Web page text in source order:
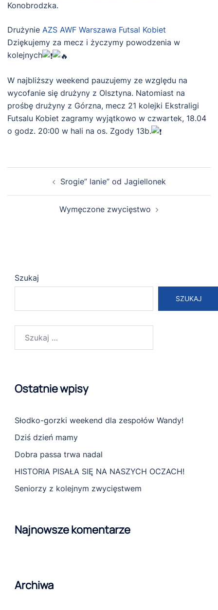
Konobrodzka.
Drużynie AZS AWF Warszawa Futsal Kobiet
Dziękujemy za mecz i życzymy powodzenia w
kolejnych
W najbliższy weekend pauzujemy ze względu na
wycofanie się drużyny z Olsztyna. Natomiast na
prośbę drużyny z Górzna, mecz 21 kolejki Ekstraligi
Futsalu Kobiet zagramy wyjątkowo w czwartek, 18.04
o godz. 20:00 w hali na os. Zgody 13b.
Zobacz
Srogie” lanie” od Jagiellonek
Wymęczone zwycięstwo
Szukaj
SZUKAJ
Ostatnie wpisy
Słodko-gorzki weekend dla zespołów Wandy!
Dziś dzień mamy
Dobra passa trwa nadal
HISTORIA PISAŁA SIĘ NA NASZYCH OCZACH!
Seniorzy z kolejnym zwycięstwem
Najnowsze komentarze
Archiwa